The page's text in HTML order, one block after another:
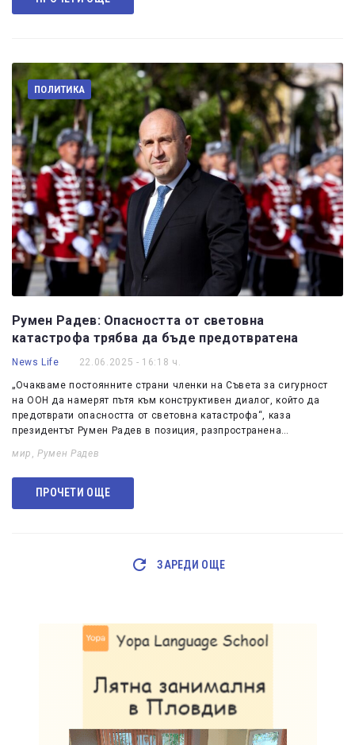
ПОЛИТИКА
Румен Радев: Опасността от световна
катастрофа трябва да бъде предотвратена
News Life 22.06.2025 - 16:18 ч.
„Очакваме постоянните страни членки на Съвета за сигурност
на ООН да намерят пътя към конструктивен диалог, който да
предотврати опасността от световна катастрофа“, каза
президентът Румен Радев в позиция, разпространена…
мир ,Румен Радев
ПРОЧЕТИ ОЩЕ
ЗАРЕДИ ОЩЕ